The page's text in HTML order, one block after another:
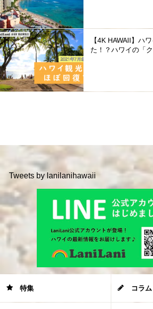
【4K HAWAII】ハ
た！？ハワイの「ク
Tweets by lanilanihawaii
特集 コラム